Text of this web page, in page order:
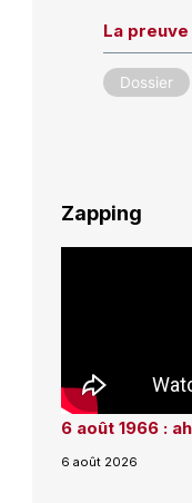
La
Dossier
Zapping
6 août 1966 :
6 août 2026